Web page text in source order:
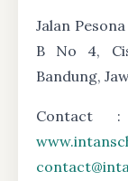
Jalan
B No 4,
Bandung,
Contact